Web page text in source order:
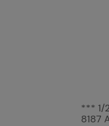
*** 1/
8187